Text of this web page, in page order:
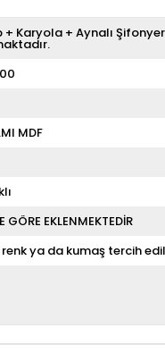
+ Karyola + Aynalı
MDF
GÖRE EKLENMEKTEDİR
renk ya da kumaş tercih